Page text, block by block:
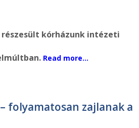
részesült kórházunk intézeti
Read more…
folyamatosan zajlanak a